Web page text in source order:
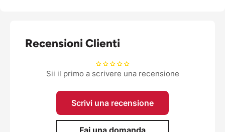
Recensioni Clienti
Sii il primo a scrivere una recensione
Scrivi una recensione